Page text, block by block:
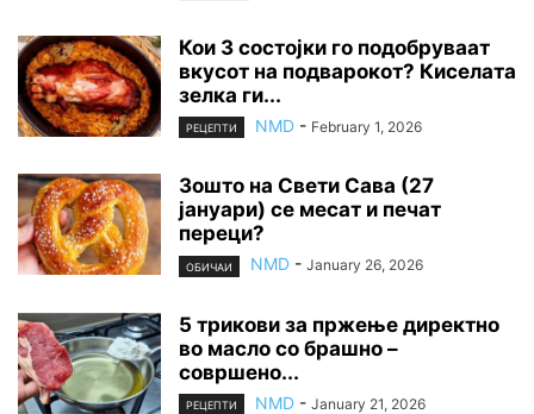
Кои 3 состојки го подобруваат
вкусот на подварокот? Киселата
зелка ги...
РЕЦЕПТИ NMD - February 1, 2026
Зошто на Свети Сава (27
јануари) се месат и печат
переци?
ОБИЧАИ NMD - January 26, 2026
5 трикови за пржење директно
во масло со брашно –
совршено...
РЕЦЕПТИ NMD - January 21, 2026